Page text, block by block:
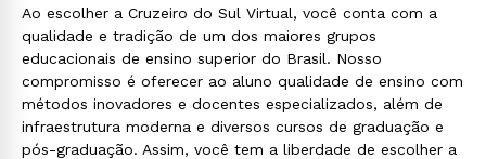
Ao escolher a Cruzeiro do Sul Virtual, você conta com a
qualidade e tradição de um dos maiores grupos
educacionais de ensino superior do Brasil. Nosso
compromisso é oferecer ao aluno qualidade de ensino com
métodos inovadores e docentes especializados, além de
infraestrutura moderna e diversos cursos de graduação e
pós-graduação. Assim, você tem a liberdade de escolher a
WhatsApp
ou